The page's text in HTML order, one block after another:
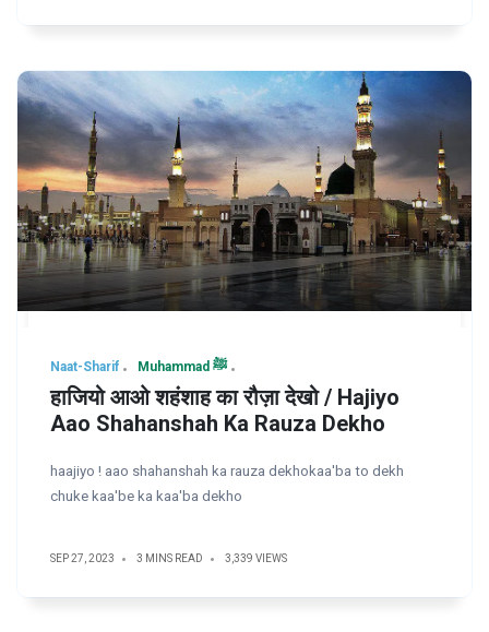
Naat-Sharif Muhammad ﷺ
हाजियो आओ शहंशाह का रौज़ा देखो / Hajiyo
Aao Shahanshah Ka Rauza Dekho
haajiyo ! aao shahanshah ka rauza dekhokaa'ba to dekh
chuke kaa'be ka kaa'ba dekho
SEP 27, 2023 3 MINS READ 3,339 VIEWS